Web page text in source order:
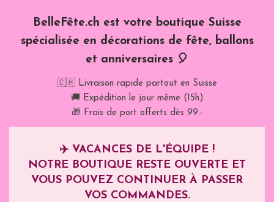
BelleFête.ch est votre boutique Suisse
spécialisée en décorations de fête, ballons
et anniversaires 🎈
🇨🇭 Livraison rapide partout en Suisse
🚚 Expédition le jour même (15h)
🎁 Frais de port offerts dès 99.-
✈️ VACANCES DE L'ÉQUIPE !
NOTRE BOUTIQUE RESTE OUVERTE ET
VOUS POUVEZ CONTINUER À PASSER
VOS COMMANDES.